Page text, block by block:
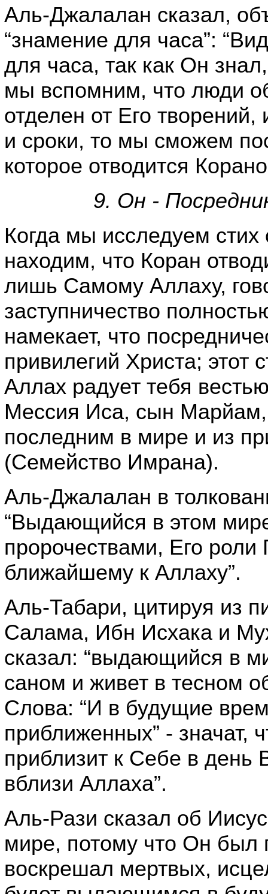
Аль-Джалалан сказал,
“знамение для часа”:
для часа, так как Он
мы вспомним, что люди
отделен от Его
и сроки, то мы сможем
которое отводится
9. Он -
Когда мы исследуем
находим, что Коран
лишь Самому Аллаху,
заступничество
намекает, что
привилегий Христа; этот
Аллах радует тебя
Мессия Иса, сын
последним в мире и из
(Семейство Имрана).
Аль-Джалалан в
“Выдающийся в этом
пророчествами, Его
ближайшему к Аллаху”.
Аль-Табари, цитируя из
Салама, Ибн Исхака и
сказал: “выдающийся в
саном и живет в тесном
Слова: “И в будущие
приближенных” - значат,
приблизит к Себе в день
вблизи Аллаха”.
Аль-Рази сказал об
мире, потому что Он
воскрешал мертвых,